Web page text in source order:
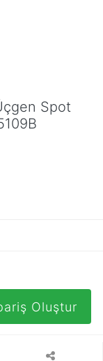
Spot
Oluştur